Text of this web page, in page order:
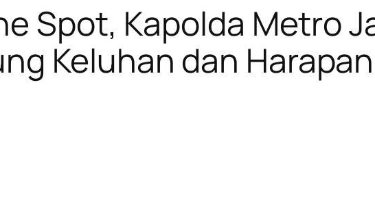
Spot, Kapolda Metro
Keluhan dan